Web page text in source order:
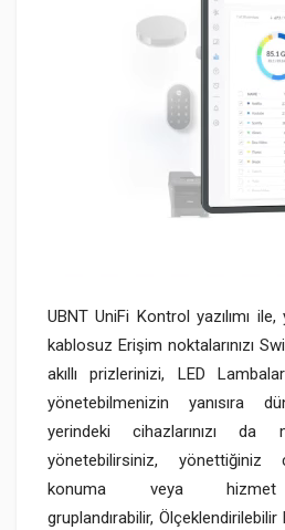
UBNT UniFi Kontrol yazılımı ile,
kablosuz Erişim noktalarınızı
akıllı prizlerinizi, LED
yönetebilmenizin yanısıra
yerindeki cihazlarınızı da
yönetebilirsiniz, yönettiğiniz
konuma veya
gruplandırabilir,